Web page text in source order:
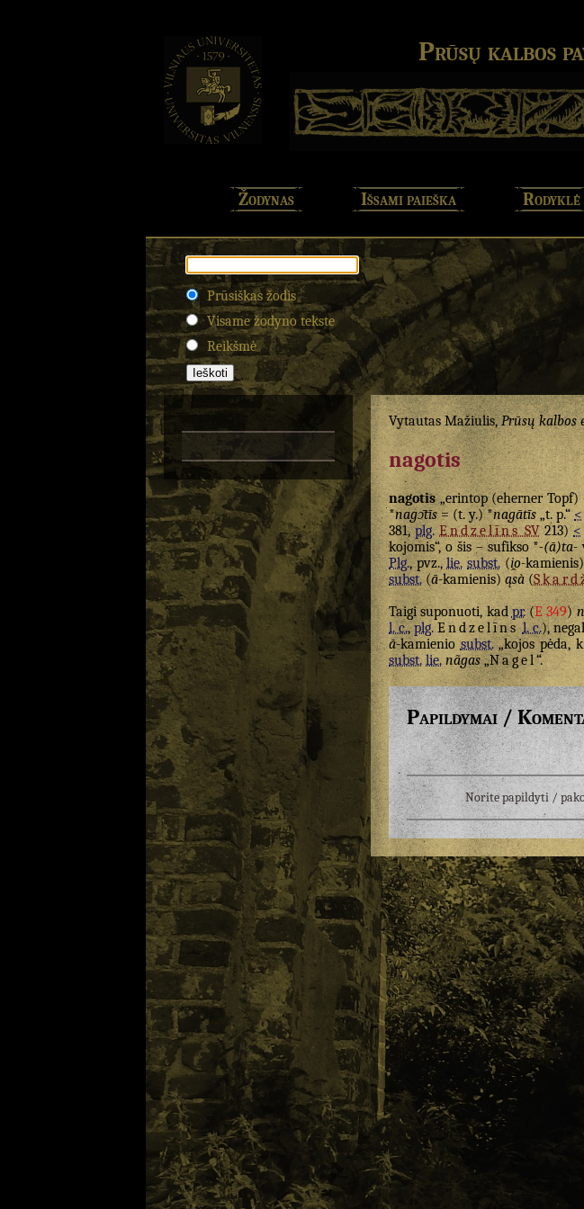
Prūsų kalbos
Žodynas Išsami paieška Rodyklė
Prūsiškas žodis
Visame žodyno tekste
Reikšmė
Vytautas Mažiulis,Prūsų kalbos
nagotis
nagotis„erintop (eherner Topf)
*nagɔ̄tīs= (t. y.) *nagātīs„t. p.“<
381,plg. EndzelīnsSV213)<
kojomis“, o šis – sufikso *-(ā)ta-
Plg., pvz.,lie. subst.(i̯o-
subst.(ā-kamienis)ąsà(
Taigi suponuoti, kadpr.(E 349)
l. c.,plg. Endzelīns l. c.),
ā-kamieniosubst.„kojos pėda,
subst. lie. nãgas„Nagel“.
Papildymai /
Norite papildyti /